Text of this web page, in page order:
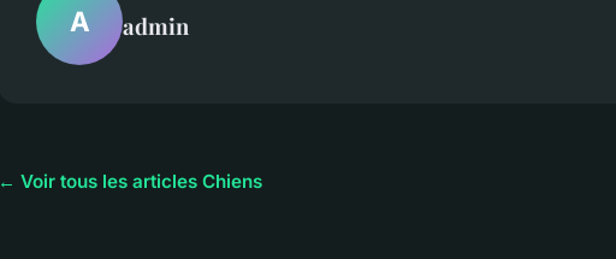
A admin
← Voir tous les articles Chiens